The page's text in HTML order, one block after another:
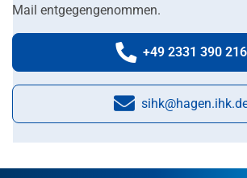
Mail entgegengenommen.
+49 2331 390 216
E-Mail: